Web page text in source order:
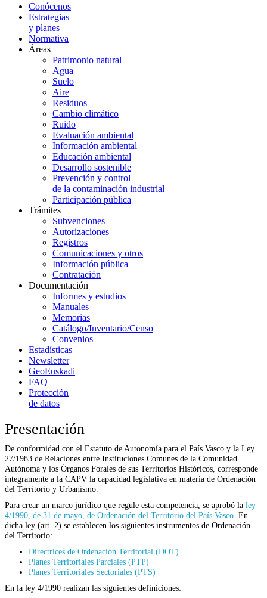
Conócenos
Estrategias
y planes
Normativa
Áreas
Patrimonio natural
Agua
Suelo
Aire
Residuos
Cambio climático
Ruido
Evaluación ambiental
Información ambiental
Educación ambiental
Desarrollo sostenible
Prevención y control
de la contaminación industrial
Participación pública
Trámites
Subvenciones
Autorizaciones
Registros
Comunicaciones y otros
Información pública
Contratación
Documentación
Informes y estudios
Manuales
Memorias
Catálogo/Inventario/Censo
Convenios
Estadísticas
Newsletter
GeoEuskadi
FAQ
Protección
de datos
Presentación
De conformidad con el Estatuto de Autonomía para el País Vasco y la Ley
27/1983 de Relaciones entre Instituciones Comunes de la Comunidad
Autónoma y los Órganos Forales de sus Territorios Históricos, corresponde
íntegramente a la CAPV la capacidad legislativa en materia de Ordenación
del Territorio y Urbanismo.
Para crear un marco jurídico que regule esta competencia, se aprobó la ley
4/1990, de 31 de mayo, de Ordenación del Territorio del País Vasco . En
dicha ley (art. 2) se establecen los siguientes instrumentos de Ordenación
del Territorio:
Directrices de Ordenación Territorial (DOT)
Planes Territoriales Parciales (PTP)
Planes Territoriales Sectoriales (PTS)
En la ley 4/1990 realizan las siguientes definiciones: